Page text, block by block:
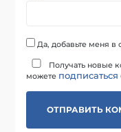
Да, добавьте меня в
Получать новые
можете подписаться